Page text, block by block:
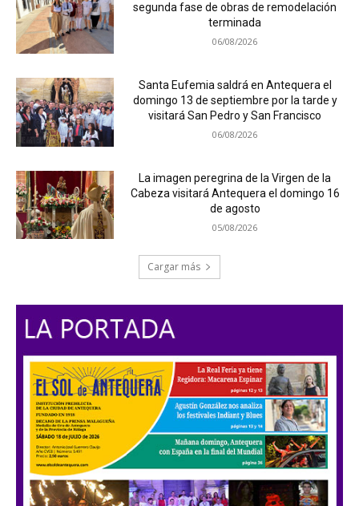
segunda fase de obras de remodelación
terminada
06/08/2026
Santa Eufemia saldrá en Antequera el
domingo 13 de septiembre por la tarde y
visitará San Pedro y San Francisco
06/08/2026
La imagen peregrina de la Virgen de la
Cabeza visitará Antequera el domingo 16
de agosto
05/08/2026
Cargar más